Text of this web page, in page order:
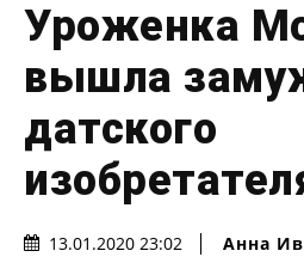
Уроженка
вышла
датского
13.01.2020 23:02 Анна